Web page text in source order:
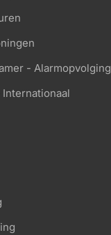
- Alarmopvolging